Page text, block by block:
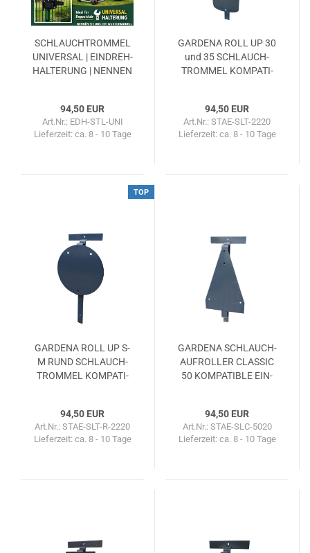
SCHLAUCH­TROM­MEL
UNI­VER­SAL | EIN­DREH­
HAL­TE­RUNG | NEN­NEN
94,50 EUR
Art.Nr.: EDH-STL-UNI
Lieferzeit: ca. 8 - 10 Tage
GAR­DE­NA ROLL UP 30
und 35 SCHLAUCH­
TROM­MEL KOM­PA­TI­
94,50 EUR
Art.Nr.: STAE-SLT-2220
Lieferzeit: ca. 8 - 10 Tage
TOP
GAR­DE­NA ROLL UP S-
M RUND SCHLAUCH­
TROM­MEL KOM­PA­TI­
94,50 EUR
Art.Nr.: STAE-SLT-R-2220
Lieferzeit: ca. 8 - 10 Tage
GAR­DE­NA SCHLAUCH­
AUF­ROL­LER CLAS­SIC
50 KOM­PA­TI­BLE EIN­
94,50 EUR
Art.Nr.: STAE-SLC-5020
Lieferzeit: ca. 8 - 10 Tage